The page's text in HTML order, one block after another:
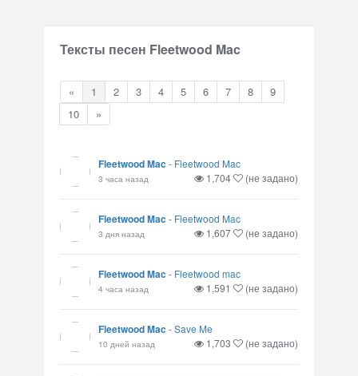
Тексты песен Fleetwood Mac
« 1 2 3 4 5 6 7 8
9
10
»
Fleetwood Mac - Fleetwood Mac
3 часа назад 1,704 (не задано)
Fleetwood Mac - Fleetwood Mac
3 дня назад 1,607 (не задано)
Fleetwood Mac - Fleetwood mac
4 часа назад 1,591 (не задано)
Fleetwood Mac -Save Me
10 дней назад 1,703 (не задано)